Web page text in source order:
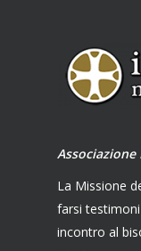
La Missione
farsi
incontro al